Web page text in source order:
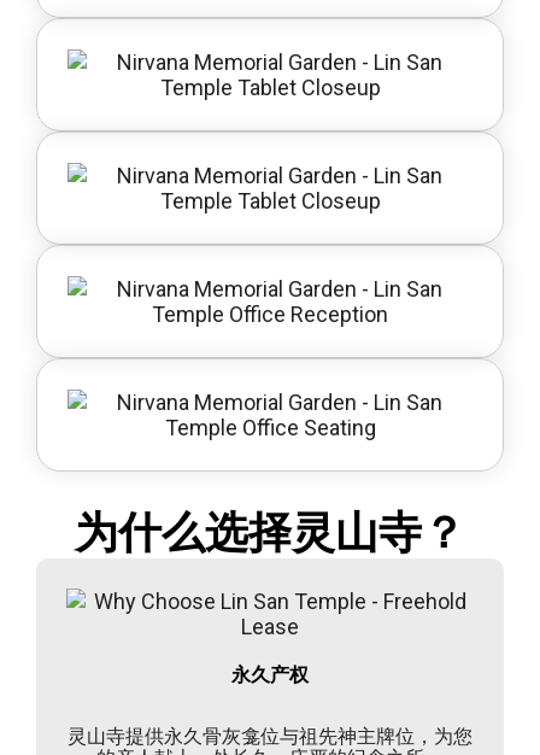
为什么选择灵山寺？
永久产权
灵山寺提供永久骨灰龛位与祖先神主牌位，为您